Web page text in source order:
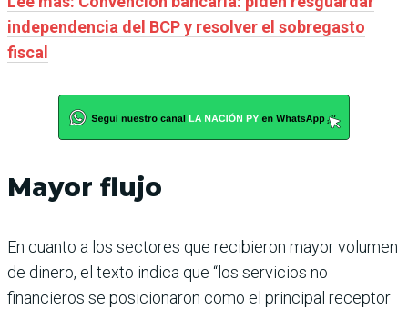
independencia del BCP y resolver el sobregasto
fiscal
Mayor flujo
En cuanto a los sectores que recibieron mayor volumen
de dinero, el texto indica que “los servicios no
financieros se posicionaron como el principal receptor